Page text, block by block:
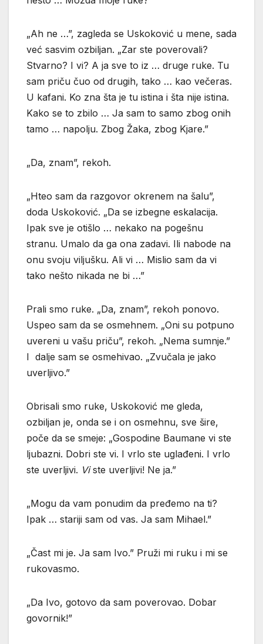
„Ah ne …”, zagleda se Uskoković u mene, sada
već sasvim ozbiljan. „Zar ste poverovali?
Stvarno? I vi? A ja sve to iz … druge ruke. Tu
sam priču čuo od drugih, tako … kao večeras.
U kafani. Ko zna šta je tu istina i šta nije istina.
Kako se to zbilo … Ja sam to samo zbog onih
tamo … napolju. Zbog Žaka, zbog Kjare.”
„Da, znam”, rekoh.
„Hteo sam da razgovor okrenem na šalu”,
doda Uskoković. „Da se izbegne eskalacija.
Ipak sve je otišlo … nekako na pogešnu
stranu. Umalo da ga ona zadavi. Ili nabode na
onu svoju viljušku. Ali vi … Mislio sam da vi
tako nešto nikada ne bi …”
Prali smo ruke. „Da, znam”, rekoh ponovo.
Uspeo sam da se osmehnem. „Oni su potpuno
uvereni u vašu priču”, rekoh. „Nema sumnje.”
I dalje sam se osmehivao. „Zvučala je jako
uverljivo.”
Obrisali smo ruke, Uskoković me gleda,
ozbiljan je, onda se i on osmehnu, sve šire,
poče da se smeje: „Gospodine Baumane vi ste
ljubazni. Dobri ste vi. I vrlo ste uglađeni. I vrlo
ste uverljivi. Viste uverljivi! Ne ja.”
„Mogu da vam ponudim da pređemo na ti?
Ipak … stariji sam od vas. Ja sam Mihael.”
„Čast mi je. Ja sam Ivo.” Pruži mi ruku i mi se
rukovasmo.
„Da Ivo, gotovo da sam poverovao. Dobar
govornik!”